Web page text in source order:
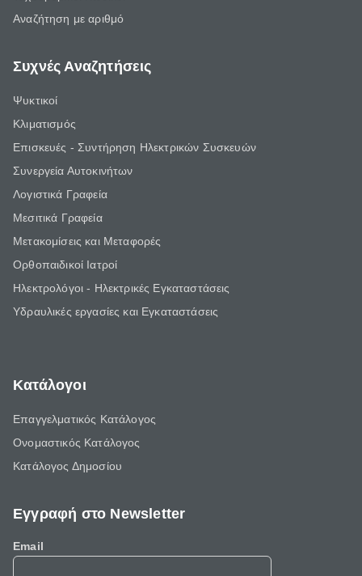
Αναζήτηση με αριθμό
Συχνές Αναζητήσεις
Ψυκτικοί
Κλιματισμός
Επισκευές - Συντήρηση Ηλεκτρικών Συσκευών
Συνεργεία Αυτοκινήτων
Λογιστικά Γραφεία
Μεσιτικά Γραφεία
Μετακομίσεις και Μεταφορές
Ορθοπαιδικοί Ιατροί
Ηλεκτρολόγοι - Ηλεκτρικές Εγκαταστάσεις
Υδραυλικές εργασίες και Εγκαταστάσεις
Κατάλογοι
Επαγγελματικός Κατάλογος
Ονομαστικός Κατάλογος
Κατάλογος Δημοσίου
Εγγραφή στο Newsletter
Email